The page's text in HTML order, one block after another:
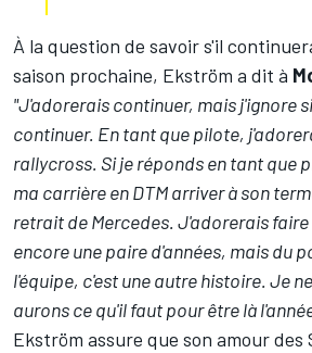
À la question de savoir s'il
saison prochaine, Ekström a dit à
"J'adorerais continuer, mais j'ignore
continuer. En tant que pilote,
rallycross. Si je réponds en tant que
ma carrière en DTM arriver à son
retrait de Mercedes. J'adorerais
encore une paire d'années, mais du
l'équipe, c'est une autre histoire. Je
aurons ce qu'il faut pour être là
Ekström assure que son amour des